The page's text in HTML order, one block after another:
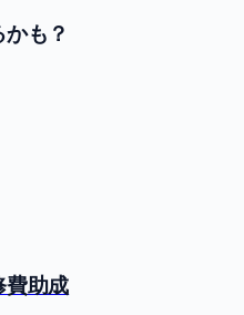
も？
費助成